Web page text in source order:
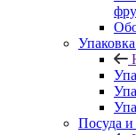
Упаковка
Посуда и